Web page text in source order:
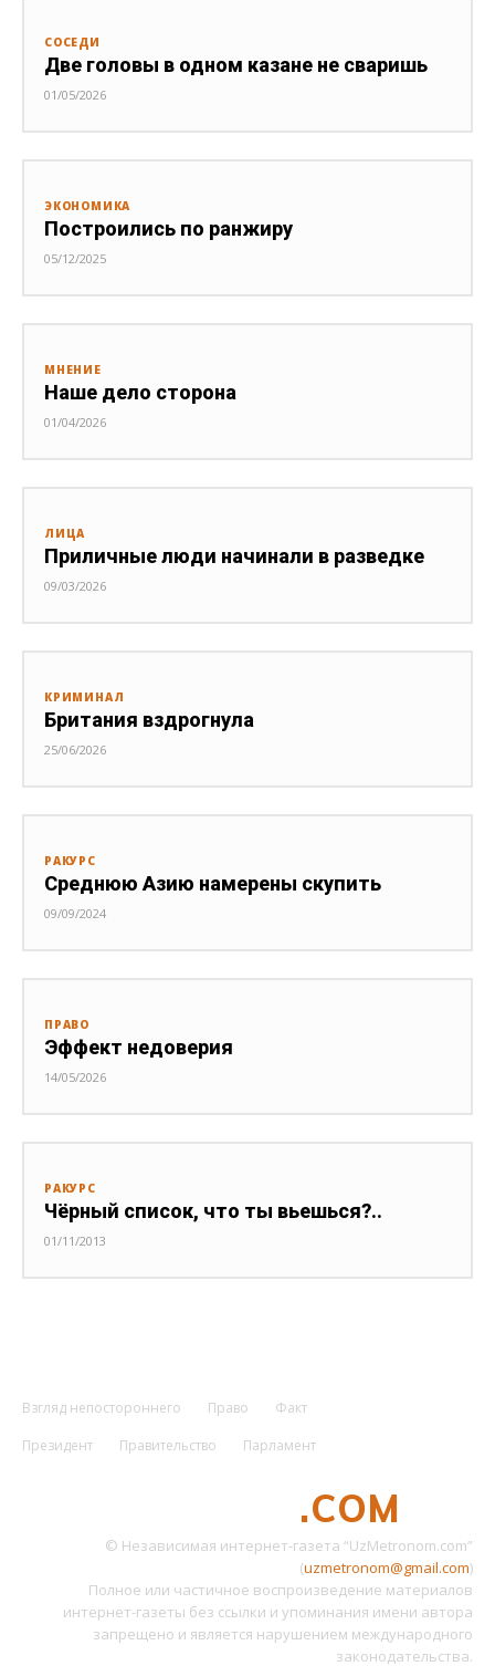
СОСЕДИ
Две головы в одном казане не сваришь
01/05/2026
ЭКОНОМИКА
Построились по ранжиру
05/12/2025
МНЕНИЕ
Наше дело сторона
01/04/2026
ЛИЦА
Приличные люди начинали в разведке
09/03/2026
КРИМИНАЛ
Британия вздрогнула
25/06/2026
РАКУРС
Среднюю Азию намерены скупить
09/09/2024
ПРАВО
Эффект недоверия
14/05/2026
РАКУРС
Чёрный список, что ты вьешься?..
01/11/2013
Взгляд непостороннего Право
Факт
Президент
Правительство Парламент
.COM
© Независимая интернет-газета “UzMetronom.com”
(uzmetronom@gmail.com)
Полное или частичное воспроизведение материалов
интернет-газеты без ссылки и упоминания имени автора
запрещено и является нарушением международного
законодательства.